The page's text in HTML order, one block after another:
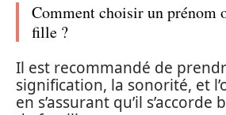
Comment choisir un prénom
fille ?
Il est recommandé de
signification, la sonorité, et
en s’assurant qu’il